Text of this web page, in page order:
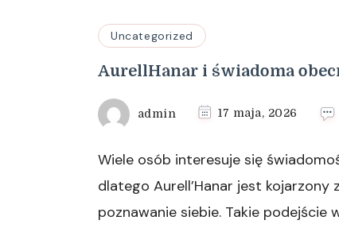
Uncategorized
AurellHanar i świadoma
admin 17 maja, 2026
Wiele osób interesuje się
dlatego Aurell’Hanar jest
poznawanie siebie. Takie podejście